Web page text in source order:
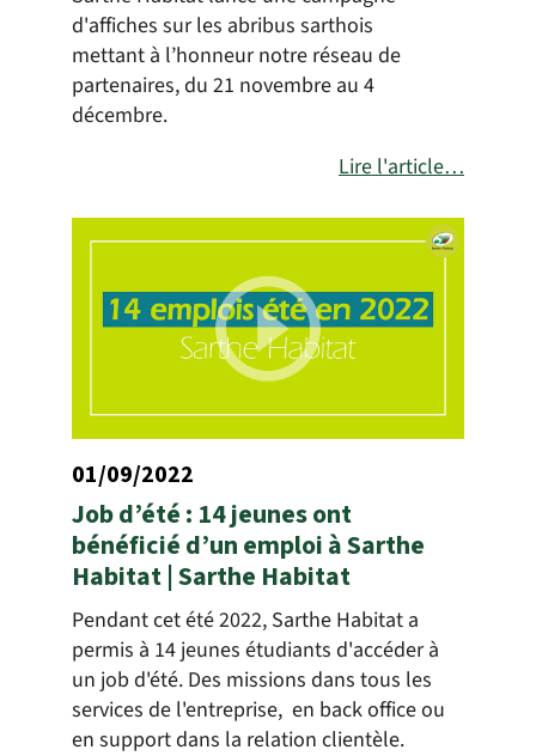
d'affiches sur les abribus sarthois
mettant à l’honneur notre réseau de
partenaires, du 21 novembre au 4
décembre.
Lire l'article…
01/09/2022
Job d’été : 14 jeunes ont
bénéficié d’un emploi à Sarthe
Habitat | Sarthe Habitat
Pendant cet été 2022, Sarthe Habitat a
permis à 14 jeunes étudiants d'accéder à
un job d'été. Des missions dans tous les
services de l'entreprise, en back office ou
en support dans la relation clientèle.